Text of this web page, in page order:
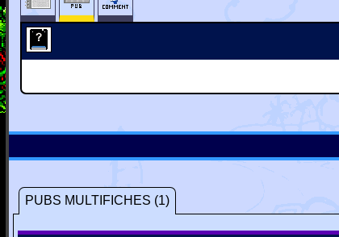
PUBS MULTIFICHES (1)